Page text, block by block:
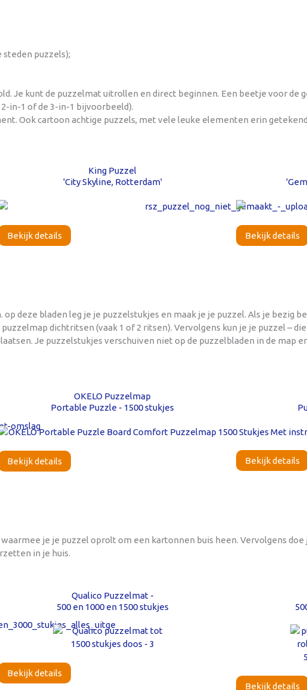
puzzels);
Je kunt de puzzelmat uitrollen en direct beginnen. Een beetje voor de
in-1 of de 3-in-1 bijvoorbeeld).
Ook cartoon achtige puzzels, met vele leuke elementen erin
King Puzzel
'City Skyline, Rotterdam'
Bekijk details Bekijk details
deze bladen leg je je puzzelstukjes en maak je je puzzel. Als je bezig
dichtritsen (vaak 1 of 2 ritsen). Vervolgens kun je je puzzel –
Je puzzelstukjes verschuiven niet op de puzzelbladen in de map
OKELO Puzzelmap
Portable Puzzle - 1500 stukjes
Bekijk details Bekijk details
je je puzzel oprolt om een kartonnen buis heen. Vervolgens
in je huis.
Qualico Puzzelmat -
500 en 1000 en 1500 stukjes
Bekijk details
Bekijk details